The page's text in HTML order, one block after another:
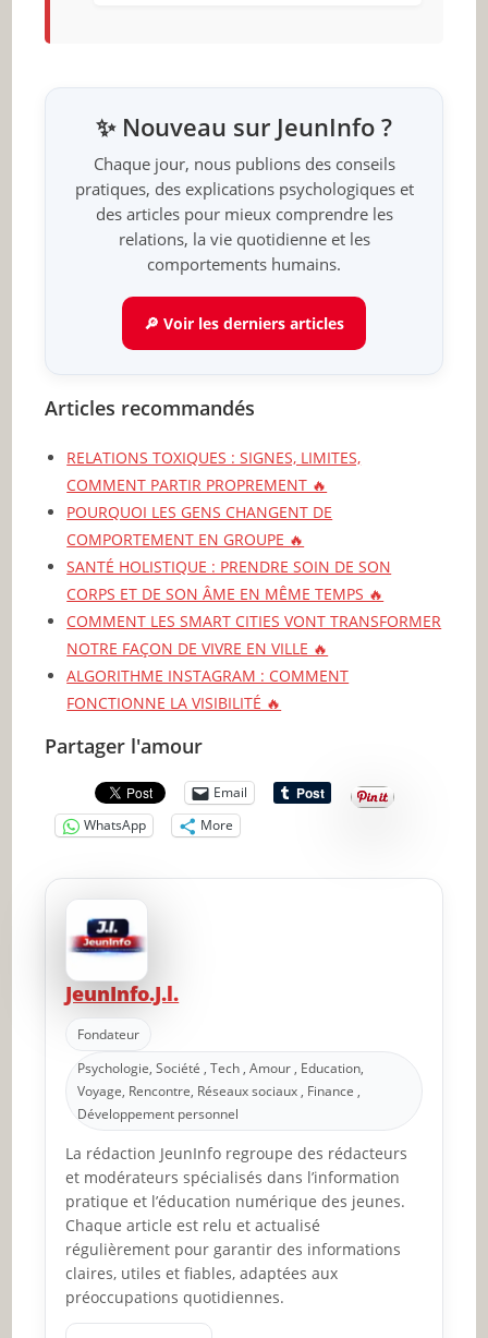
✨ Nouveau sur JeunInfo ?
Chaque jour, nous publions des conseils
pratiques, des explications psychologiques et
des articles pour mieux comprendre les
relations, la vie quotidienne et les
comportements humains.
🔎 Voir les derniers articles
Articles recommandés
RELATIONS TOXIQUES : SIGNES, LIMITES,
COMMENT PARTIR PROPREMENT 🔥
POURQUOI LES GENS CHANGENT DE
COMPORTEMENT EN GROUPE 🔥
SANTÉ HOLISTIQUE : PRENDRE SOIN DE SON
CORPS ET DE SON ÂME EN MÊME TEMPS 🔥
COMMENT LES SMART CITIES VONT TRANSFORMER
NOTRE FAÇON DE VIVRE EN VILLE 🔥
ALGORITHME INSTAGRAM : COMMENT
FONCTIONNE LA VISIBILITÉ 🔥
Partager l'amour
Email
WhatsApp
More
JeunInfo.J.l.
Fondateur
Psychologie, Société , Tech , Amour , Education,
Voyage, Rencontre, Réseaux sociaux , Finance ,
Développement personnel
La rédaction JeunInfo regroupe des rédacteurs
et modérateurs spécialisés dans l’information
pratique et l’éducation numérique des jeunes.
Chaque article est relu et actualisé
régulièrement pour garantir des informations
claires, utiles et fiables, adaptées aux
préoccupations quotidiennes.